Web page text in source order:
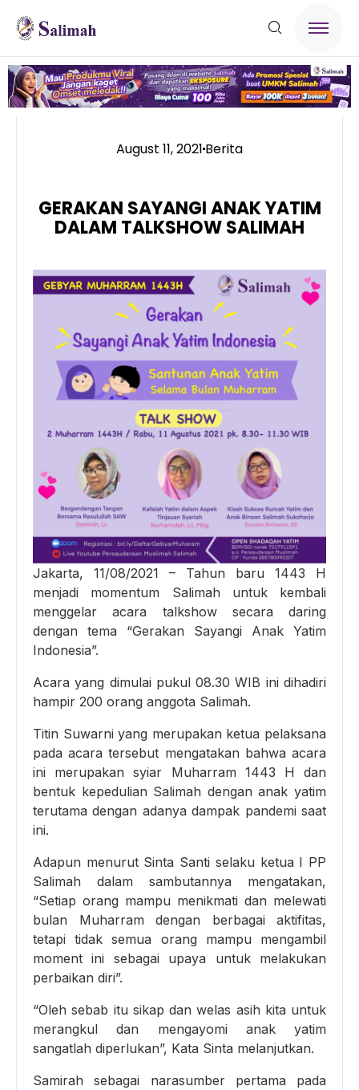
August 11, 2021 Berita
GERAKAN SAYANGI ANAK YATIM
DALAM TALKSHOW SALIMAH
Jakarta, 11/08/2021 – Tahun baru 1443 H
menjadi momentum Salimah untuk kembali
menggelar acara talkshow secara daring
dengan tema “Gerakan Sayangi Anak Yatim
Indonesia”.
Acara yang dimulai pukul 08.30 WIB ini dihadiri
hampir 200 orang anggota Salimah.
Titin Suwarni yang merupakan ketua pelaksana
pada acara tersebut mengatakan bahwa acara
ini merupakan syiar Muharram 1443 H dan
bentuk kepedulian Salimah dengan anak yatim
terutama dengan adanya dampak pandemi saat
ini.
Adapun menurut Sinta Santi selaku ketua I PP
Salimah dalam sambutannya mengatakan,
“Setiap orang mampu menikmati dan melewati
bulan Muharram dengan berbagai aktifitas,
tetapi tidak semua orang mampu mengambil
moment ini sebagai upaya untuk melakukan
perbaikan diri”.
“Oleh sebab itu sikap dan welas asih kita untuk
merangkul dan mengayomi anak yatim
sangatlah diperlukan”, Kata Sinta melanjutkan.
Samirah sebagai narasumber pertama pada